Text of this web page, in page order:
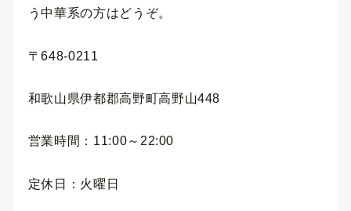
う中華系の方はどうぞ。
〒648-0211
和歌山県伊都郡高野町高野山448
営業時間：11:00～22:00
定休日：火曜日